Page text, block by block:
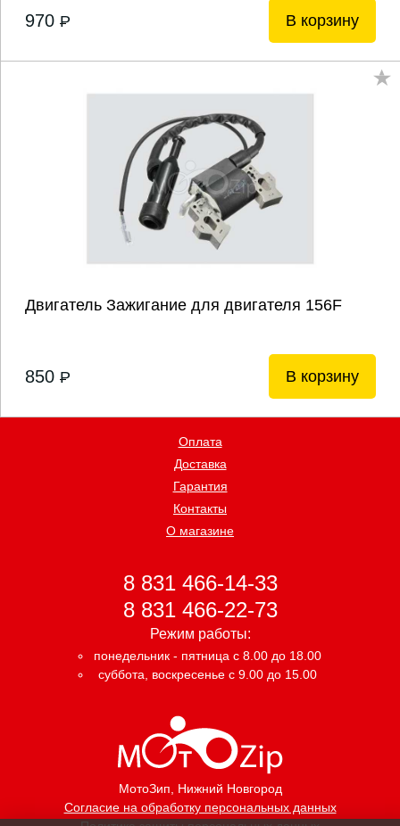
970 P В корзину
Двигатель Зажигание для двигателя 156F
850 P В корзину
МотоЗип, Нижний Новгород
Согласие на обработку персональных данных
Оплата
Доставка
Гарантия
Контакты
О магазине
8 831 466-14-33
8 831 466-22-73
Режим работы:
понедельник - пятница с 8.00 до 18.00
суббота, воскресенье с 9.00 до 15.00